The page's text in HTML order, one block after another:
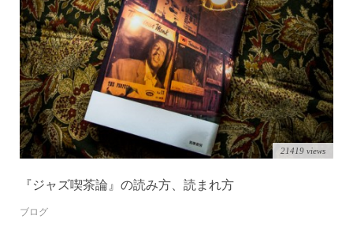
21419 views
『ジャズ喫茶論』の読み方、読まれ方
ブログ